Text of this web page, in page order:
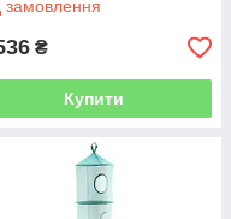
замовлення
₴
Купити